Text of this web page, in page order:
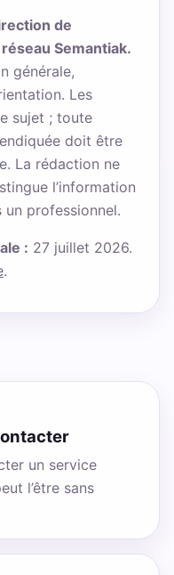
de
réseau Semantiak.
générale,
Les
sujet ; toute
doit être
La rédaction ne
l’information
un professionnel.
: 27 juillet 2026.
.
un service
l’être sans